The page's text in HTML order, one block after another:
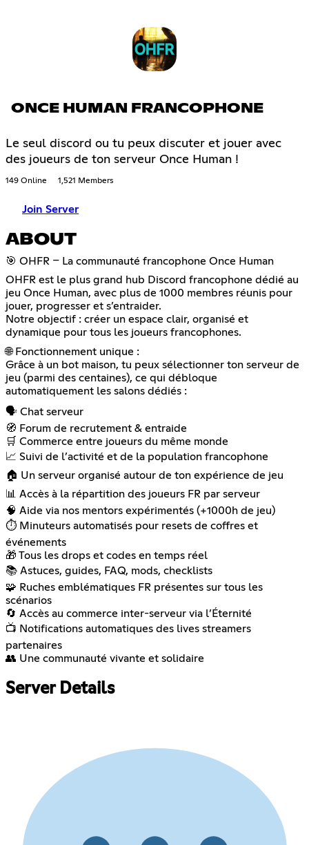
ONCE HUMAN FRANCOPHONE
Le seul discord ou tu peux discuter et jouer avec
des joueurs de ton serveur Once Human !
149 Online 1,521 Members
Join Server
ABOUT
🎯 OHFR – La communauté francophone Once Human
OHFR est le plus grand hub Discord francophone dédié au
jeu Once Human, avec plus de 1000 membres réunis pour
jouer, progresser et s’entraider.
Notre objectif : créer un espace clair, organisé et
dynamique pour tous les joueurs francophones.
🌐 Fonctionnement unique :
Grâce à un bot maison, tu peux sélectionner ton serveur de
jeu (parmi des centaines), ce qui débloque
automatiquement les salons dédiés :
🗣️ Chat serveur
🧭 Forum de recrutement & entraide
🛒 Commerce entre joueurs du même monde
📈 Suivi de l’activité et de la population francophone
🏠 Un serveur organisé autour de ton expérience de jeu
📊 Accès à la répartition des joueurs FR par serveur
🧠 Aide via nos mentors expérimentés (+1000h de jeu)
⏱️ Minuteurs automatisés pour resets de coffres et
événements
🎁 Tous les drops et codes en temps réel
📚 Astuces, guides, FAQ, mods, checklists
🧩 Ruches emblématiques FR présentes sur tous les
scénarios
🔄 Accès au commerce inter-serveur via l’Éternité
📺 Notifications automatiques des lives streamers
partenaires
👥 Une communauté vivante et solidaire
Server Details